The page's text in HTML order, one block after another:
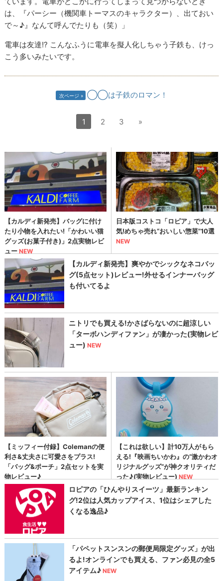
は、『パーシー（機関車トーマスのキャラクター）、出ておい
で～♪』なんて呼んでたりも（笑）」
電車は友達!? こんなふうに電車を擬人化しちゃう子鉄も、けっ
こう多いみたいです。
次ページ ◯◯は子鉄のロマン！
1 2 3 »